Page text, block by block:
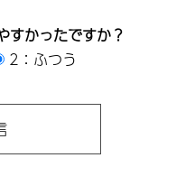
すかったですか？
2：ふつう